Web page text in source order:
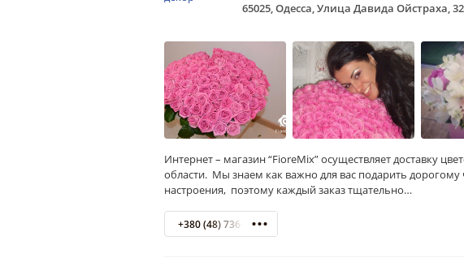
65025, Одесса, Улица Давида Ойстраха,
Интернет – магазин “FioreMix” осуществляет доставку
области. Мы знаем как важно для вас подарить
настроения, поэтому каждый заказ тщательно…
+380 (48) 736-60-19